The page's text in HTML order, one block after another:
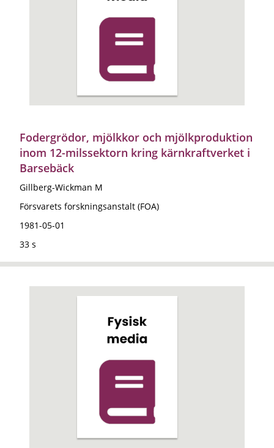
Fodergrödor, mjölkkor och mjölkproduktion
inom 12-milssektorn kring kärnkraftverket i
Barsebäck
Gillberg-Wickman M
Försvarets forskningsanstalt (FOA)
1981-05-01
33 s